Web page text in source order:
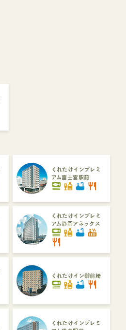
くれたけインプレミ
アム富士宮駅前
set_meal liquor bathtub restaurant
くれたけインプレミ
アム静岡アネックス
set_meal liquor bathtub hot_tub
restaurant
くれたけイン御前崎
set_meal liquor bathtub restaurant
くれたけインプレミ